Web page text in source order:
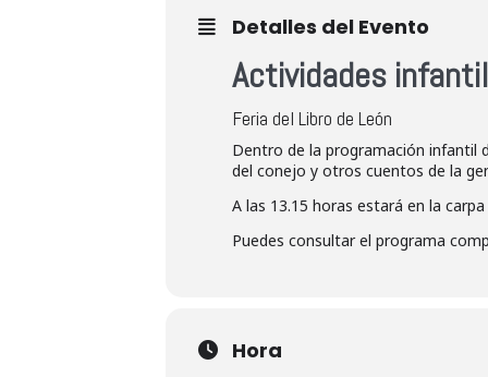
Detalles del Evento
Actividades
Feria del Libro de León
Dentro de la programación infantil
del conejo y otros cuentos de la
A las 13.15 horas estará en la
Puedes consultar el programa
Hora